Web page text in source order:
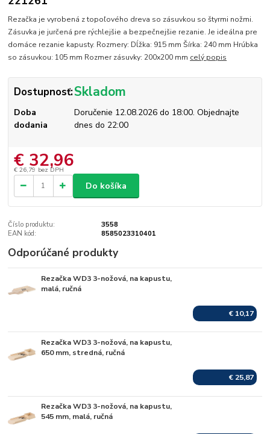
Rezačka je vyrobená z topoľového dreva so zásuvkou so štyrmi nožmi.
Zásuvka je jurčená pre rýchlejšie a bezpečnejšie rezanie. Je ideálna pre
domáce rezanie kapusty. Rozmery: Dĺžka: 915 mm Šírka: 240 mm Hrúbka
so zásuvkou: 105 mm Rozmer zásuvky: 200x200 mm celý popis
Dostupnosť:Skladom
Doba
dodania
Doručenie 12.08.2026 do 18:00. Objednajte
dnes do 22:00
€ 32,96
€ 26,79 bez DPH
Do košíka
Číslo produktu:
3558
EAN kód:
8585023310401
Odporúčané produkty
Rezačka WD3 3-nožová, na kapustu,
malá, ručná
€ 10,17
Rezačka WD3 3-nožová, na kapustu,
650 mm, stredná, ručná
€ 25,87
Rezačka WD3 3-nožová, na kapustu,
545 mm, malá, ručná